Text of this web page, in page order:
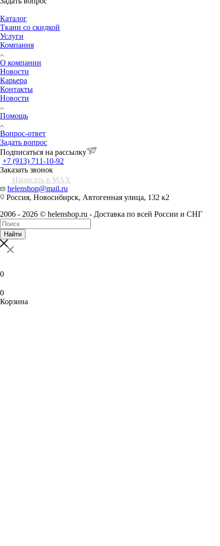
Каталог
Ткани со скидкой
Услуги
Компания
О компании
Новости
Карьера
Контакты
Новости
Помощь
Вопрос-ответ
Задать вопрос
Подписаться на рассылку
+7 (913) 711-10-92
Заказать звонок
Написать в MAX
helenshop@mail.ru
Россия, Новосибирск, Автогенная улица, 132 к2
2006 - 2026 © helenshop.ru - Доставка по всей России и СНГ
Найти
0
0
Корзина